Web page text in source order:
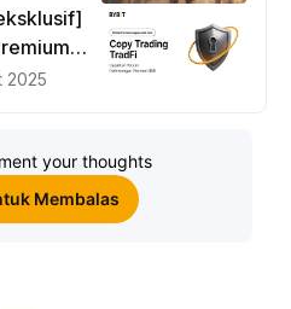
2025
your thoughts
Membalas